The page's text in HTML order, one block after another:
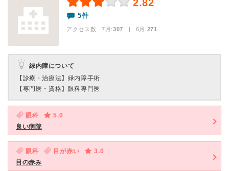
2.82
5件
アクセス数 7月:307 | 6月:271
緑内障について
【診療・治療法】 緑内障手術
【専門医・資格】 眼科専門医
眼科
5.0
良い病院
眼科 目が赤い
3.0
目の赤み